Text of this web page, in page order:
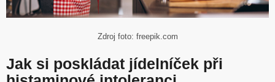
Zdroj foto: freepik.com
Jak si poskládat jídelníček při